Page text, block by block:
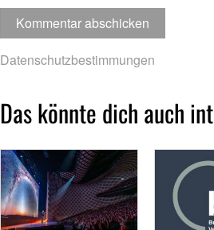
Datenschutzbestimmungen
Das könnte dich auch